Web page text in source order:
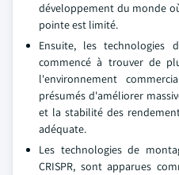
développement du monde
pointe est limité.
Ensuite, les technologies
commencé à trouver de
l'environnement
présumés d'améliorer
et la stabilité des
adéquate.
Les technologies de
CRISPR, sont apparues